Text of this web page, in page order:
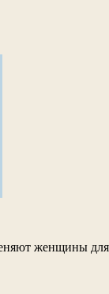
женщины для